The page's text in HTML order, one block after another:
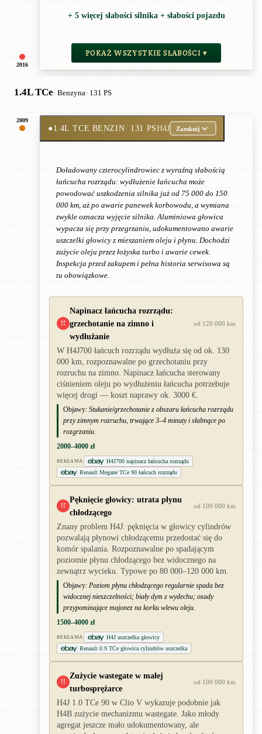
2016
+ 5 więcej słabości silnika + słabości pojazdu
POKAŻ WSZYSTKIE SŁABOŚCI ▾
1.4L TCe· Benzyna· 131 PS
2009
●1.4L TCE BENZIN· 131 PSH4J Zamknij
Doładowany czterocylindrowiec z wyraźną słabością
łańcucha rozrządu: wydłużenie łańcucha może
powodować uszkodzenia silnika już od 75 000 do 150
000 km, aż po awarie panewek korbowodu, a wymiana
zwykle oznacza wyjęcie silnika. Aluminiowa głowica
wypacza się przy przegrzaniu, udokumentowano awarie
uszczelki głowicy z mieszaniem oleju i płynu. Dochodzi
zużycie oleju przez łożyska turbo i awarie cewek.
Inspekcja przed zakupem i pełna historia serwisowa są
tu obowiązkowe.
!!
Napinacz łańcucha rozrządu:
grzechotanie na zimno i
wydłużanie
od 120 000 km
W H4J700 łańcuch rozrządu wydłuża się od ok. 130
000 km, rozpoznawalne po grzechotaniu przy
rozruchu na zimno. Napinacz łańcucha sterowany
ciśnieniem oleju po wydłużeniu łańcucha potrzebuje
więcej drogi — koszt naprawy ok. 3000 €.
Objawy: Stukanie/grzechotanie z obszaru łańcucha rozrządu
przy zimnym rozruchu, trwające 3–4 minuty i słabnące po
rozgrzaniu.
2000–4000 zł
REKLAMA
H4J700 napinacz łańcucha rozrządu
Renault Megane TCe 90 łańcuch rozrządu
!!
Pęknięcie głowicy: utrata płynu
chłodzącego
od 100 000 km
Znany problem H4J: pęknięcia w głowicy cylindrów
pozwalają płynowi chłodzącemu przedostać się do
komór spalania. Rozpoznawalne po spadającym
poziomie płynu chłodzącego bez widocznego na
zewnątrz wycieku. Typowe po 80 000–120 000 km.
Objawy: Poziom płynu chłodzącego regularnie spada bez
widocznej nieszczelności; biały dym z wydechu; osady
przypominające majonez na korku wlewu oleju.
1500–4000 zł
REKLAMA
H4J uszczelka głowicy
Renault 0.9 TCe głowica cylindrów uszczelka
!!
Zużycie wastegate w małej
turbosprężarce
od 100 000 km
H4J 1.0 TCe 90 w Clio V wykazuje podobnie jak
H4B zużycie mechanizmu wastegate. Jako młody
agregat jeszcze mało udokumentowany, ale